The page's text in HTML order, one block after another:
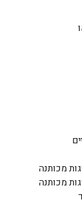
מכותנה
מכותנה